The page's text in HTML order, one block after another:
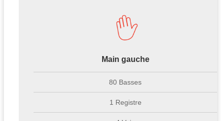
Main gauche
80 Basses
1 Registre